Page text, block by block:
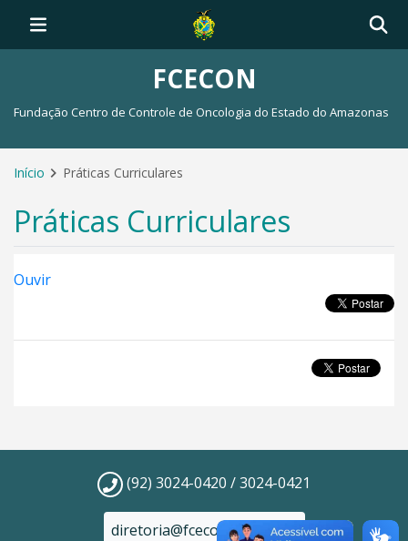
FCECON
Fundação Centro de Controle de Oncologia do Estado do Amazonas
Início Práticas Curriculares
Práticas Curriculares
Ouvir
(92) 3024-0420 / 3024-0421
diretoria@fcecon.am.gov.br